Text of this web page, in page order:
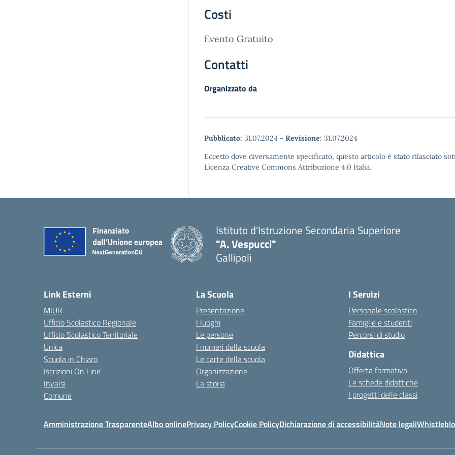
Costi
Evento Gratuito
Contatti
Organizzato da
Pubblicato: 31.07.2024 - Revisione: 31.07.2024
Eccetto dove diversamente specificato, questo articolo è stato rilasciato
Licenza Creative Commons Attribuzione 4.0 Italia.
Istituto d'Istruzione Secondaria Superiore
"A. Vespucci"
Gallipoli
Link Esterni
MIUR
Ufficio Scolastico Regionale
Ufficio Scolastico Territoriale
Unica
Scuola in Chiaro
Iscrizioni On Line
Invalsi
Comune
La Scuola
Presentazione
I luoghi
Le persone
I numeri della scuola
Le carte della scuola
Organizzazione
La storia
I Servizi
Personale scolastico
Famiglie e studenti
Percorsi di studio
Didattica
Offerta formativa
Le schede didattiche
I progetti delle classi
Amministrazione TrasparenteAlbo onlinePrivacy PolicyCookie PolicyDichiarazione di accessibilitàNote legali